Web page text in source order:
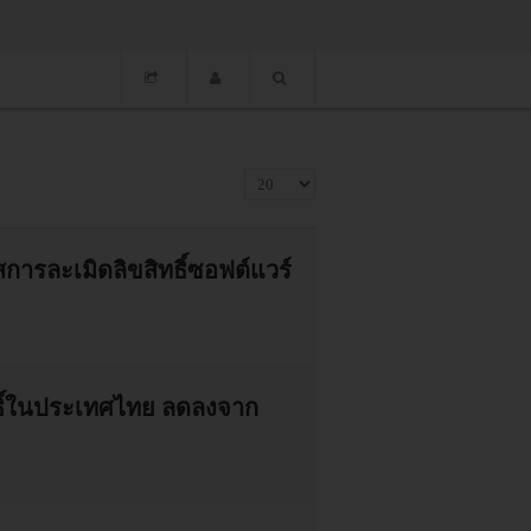
แสดง #
การละเมิดลิขสิทธิ์ซอฟต์แวร์
ประเทศไทย ลดลงจาก